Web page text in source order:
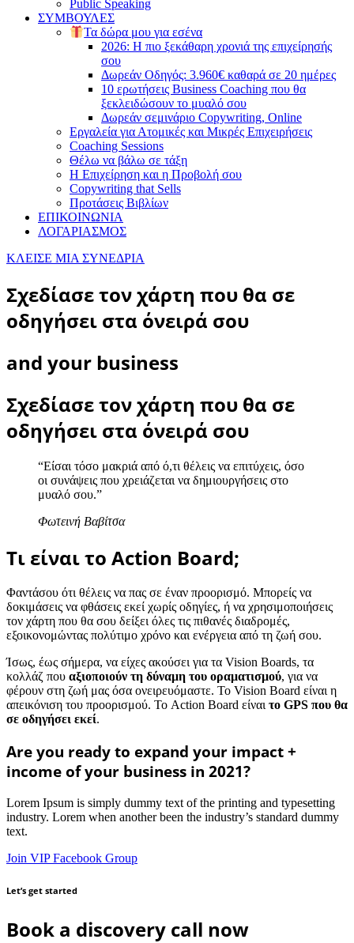
Public Speaking
ΣΥΜΒΟΥΛΕΣ
Τα δώρα μου για εσένα
2026: Η πιο ξεκάθαρη χρονιά της επιχείρησής
σου
Δωρεάν Οδηγός: 3.960€ καθαρά σε 20 ημέρες
10 ερωτήσεις Business Coaching που θα
ξεκλειδώσουν το μυαλό σου
Δωρεάν σεμινάριο Copywriting, Online
Εργαλεία για Ατομικές και Μικρές Επιχειρήσεις
Coaching Sessions
Θέλω να βάλω σε τάξη
Η Επιχείρηση και η Προβολή σου
Copywriting that Sells
Προτάσεις Βιβλίων
ΕΠΙΚΟΙΝΩΝΙΑ
ΛΟΓΑΡΙΑΣΜΟΣ
ΚΛΕΙΣΕ ΜΙΑ ΣΥΝΕΔΡΙΑ
Σχεδίασε τον χάρτη που θα σε
οδηγήσει στα όνειρά σου
and your business
Σχεδίασε τον χάρτη που θα σε
οδηγήσει στα όνειρά σου
“Είσαι τόσο μακριά από ό,τι θέλεις να επιτύχεις, όσο
οι συνάψεις που χρειάζεται να δημιουργήσεις στο
μυαλό σου.”
Φωτεινή Βαβίτσα
Τι είναι το Action Board;
Φαντάσου ότι θέλεις να πας σε έναν προορισμό. Μπορείς να
δοκιμάσεις να φθάσεις εκεί χωρίς οδηγίες, ή να χρησιμοποιήσεις
τον χάρτη που θα σου δείξει όλες τις πιθανές διαδρομές,
εξοικονομώντας πολύτιμο χρόνο και ενέργεια από τη ζωή σου.
Ίσως, έως σήμερα, να είχες ακούσει για τα Vision Boards, τα
κολλάζ που αξιοποιούν τη δύναμη του οραματισμού, για να
φέρουν στη ζωή μας όσα ονειρευόμαστε. Το Vision Board είναι η
απεικόνιση του προορισμού. Το Action Board είναιτο GPS που θα
σε οδηγήσει εκεί.
Are you ready to expand your impact +
income of your business in 2021?
Lorem Ipsum is simply dummy text of the printing and typesetting
industry. Lorem when another been the industry’s standard dummy
text.
Join VIP Facebook Group
Let’s get started
Book a discovery call now